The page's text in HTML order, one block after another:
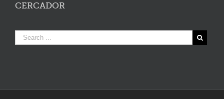
CERCADOR